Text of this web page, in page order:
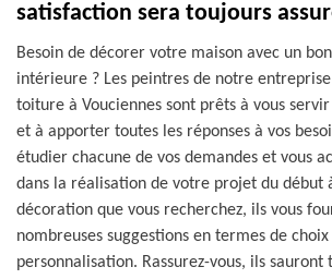
satisfaction sera toujours
Besoin de décorer votre maison avec un
intérieure ? Les peintres de notre
toiture à Vouciennes sont prêts à vous
et à apporter toutes les réponses à vos
étudier chacune de vos demandes et vous
dans la réalisation de votre projet du début
décoration que vous recherchez, ils vous
nombreuses suggestions en termes de
personnalisation. Rassurez-vous, ils